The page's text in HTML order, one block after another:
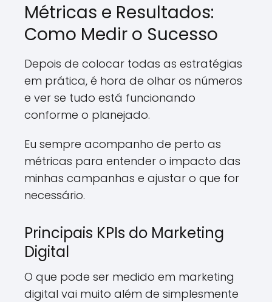
Métricas e Resultados:
Como Medir o Sucesso
Depois de colocar todas as estratégias
em prática, é hora de olhar os números
e ver se tudo está funcionando
conforme o planejado.
Eu sempre acompanho de perto as
métricas para entender o impacto das
minhas campanhas e ajustar o que for
necessário.
Principais KPIs do Marketing
Digital
O que pode ser medido em marketing
digital vai muito além de simplesmente